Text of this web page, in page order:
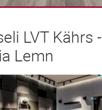
LVT Kährs -
Lemn